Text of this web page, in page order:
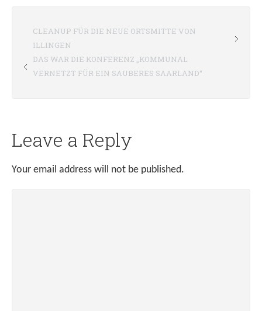
CLEANUP FÜR DIE NEUE ORTSMITTE VON
ILLINGEN
DAS WAR DIE KONFERENZ „KOMMUNAL
VERNETZT FÜR EIN SAUBERES SAARLAND“
Leave a Reply
Your email address will not be published.